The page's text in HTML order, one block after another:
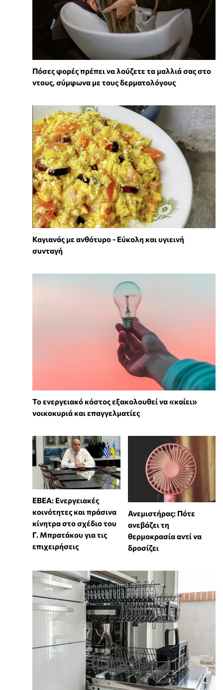
Πόσες φορές πρέπει να λούζετε τα μαλλιά σας στο
ντους, σύμφωνα με τους δερματολόγους
Καγιανάς με ανθότυρο - Εύκολη και υγιεινή
συνταγή
Το ενεργειακό κόστος εξακολουθεί να «καίει»
νοικοκυριά και επαγγελματίες
ΕΒΕΑ: Ενεργειακές
κοινότητες και πράσινα
κίνητρα στο σχέδιο του
Γ. Μπρατάκου για τις
επιχειρήσεις
Ανεμιστήρας: Πότε
ανεβάζει τη
θερμοκρασία αντί να
δροσίζει